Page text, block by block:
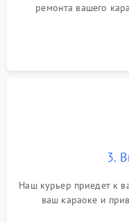
ремонта вашего
3.
Наш курьер приедет к
ваш караоке и